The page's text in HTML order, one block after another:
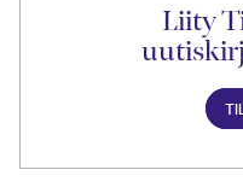
Liity